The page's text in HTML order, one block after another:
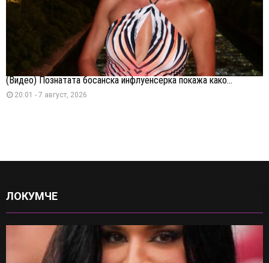
(Видео) Познатата босанска инфлуенсерка покажа како...
20:01 - 7 август, 2026
ЛОКУМЧЕ